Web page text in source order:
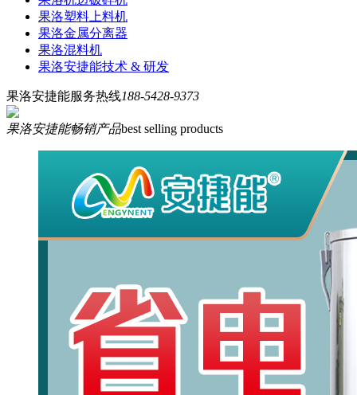
果洛塑料上料机
果洛金属分离器
果洛混料机
果洛安捷能技术 & 研发
果洛安捷能服务热线188-5428-9373
果洛安捷能畅销产品best selling products